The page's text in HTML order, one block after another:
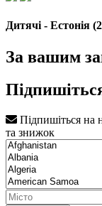
Дитячі - Естонія
За вашим
Підпишіться на
та знижок